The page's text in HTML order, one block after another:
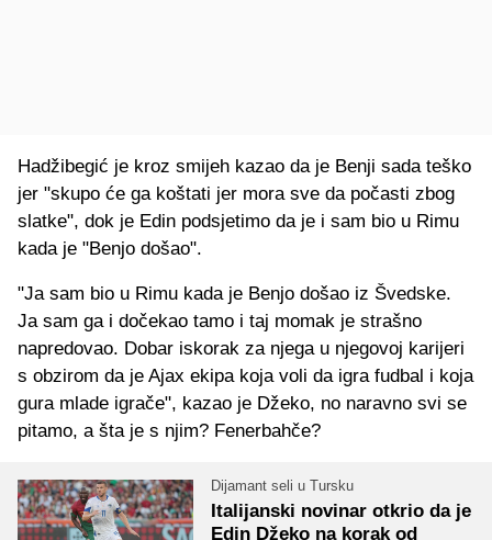
Hadžibegić je kroz smijeh kazao da je Benji sada teško
jer "skupo će ga koštati jer mora sve da počasti zbog
slatke", dok je Edin podsjetimo da je i sam bio u Rimu
kada je "Benjo došao".
"Ja sam bio u Rimu kada je Benjo došao iz Švedske.
Ja sam ga i dočekao tamo i taj momak je strašno
napredovao. Dobar iskorak za njega u njegovoj karijeri
s obzirom da je Ajax ekipa koja voli da igra fudbal i koja
gura mlade igrače", kazao je Džeko, no naravno svi se
pitamo, a šta je s njim? Fenerbahče?
Dijamant seli u Tursku
Italijanski novinar otkrio da je
Edin Džeko na korak od